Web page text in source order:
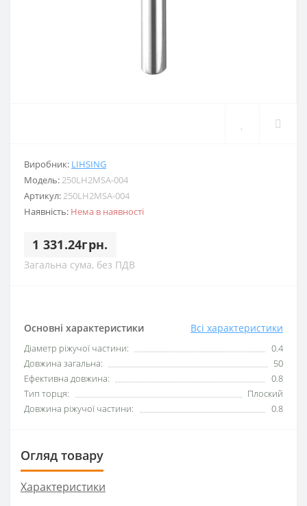
Виробник: LIHSING
Модель:250LH2MSA-004
Артикул:250LH2MSA-004
Наявність: Нема в наявності
1 331.24грн.
Загальна сума, без ПДВ
Основні характеристики Всі характеристики
Діаметр ріжучої частини:
0.4
Довжина загальна:
50
Ефективна довжина:
0.8
Тип торця:
Плоский
Довжина ріжучої частини:
0.8
Огляд товару
Характеристики